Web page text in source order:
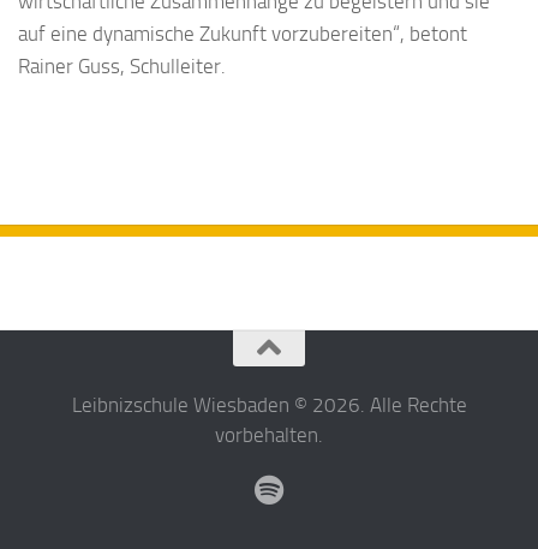
auf eine dynamische Zukunft vorzubereiten“, betont
Rainer Guss, Schulleiter.
Leibnizschule Wiesbaden © 2026. Alle Rechte
vorbehalten.